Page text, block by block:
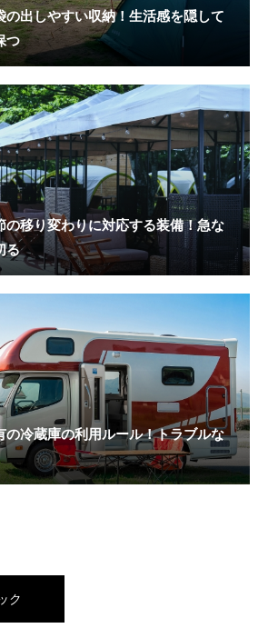
の出しやすい収納！生活感を隠して
つ
の移り変わりに対応する装備！急な
る
の冷蔵庫の利用ルール！トラブルな
ク